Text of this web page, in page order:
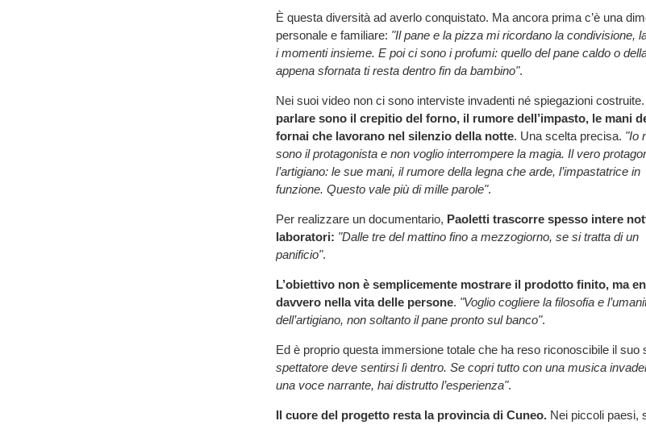
È questa diversità ad averlo conquistato. Ma ancora prima c’è una
personale e familiare: "Il pane e la pizza mi ricordano la condivisione,
i momenti insieme. E poi ci sono i profumi: quello del pane caldo o
appena sfornata ti resta dentro fin da bambino".
Nei suoi video non ci sono interviste invadenti né spiegazioni costruite.
parlare sono il crepitio del forno, il rumore dell’impasto, le mani
fornai che lavorano nel silenzio della notte. Una scelta precisa. "Io
sono il protagonista e non voglio interrompere la magia. Il vero
l’artigiano: le sue mani, il rumore della legna che arde, l’impastatrice in
funzione. Questo vale più di mille parole".
Per realizzare un documentario, Paoletti trascorre spesso intere
laboratori: "Dalle tre del mattino fino a mezzogiorno, se si tratta di un
panificio".
L’obiettivo non è semplicemente mostrare il prodotto finito, ma
davvero nella vita delle persone. "Voglio cogliere la filosofia e
dell’artigiano, non soltanto il pane pronto sul banco".
Ed è proprio questa immersione totale che ha reso riconoscibile il suo
spettatore deve sentirsi lì dentro. Se copri tutto con una musica
una voce narrante, hai distrutto l’esperienza".
Il cuore del progetto resta la provincia di Cuneo. Nei piccoli paesi,